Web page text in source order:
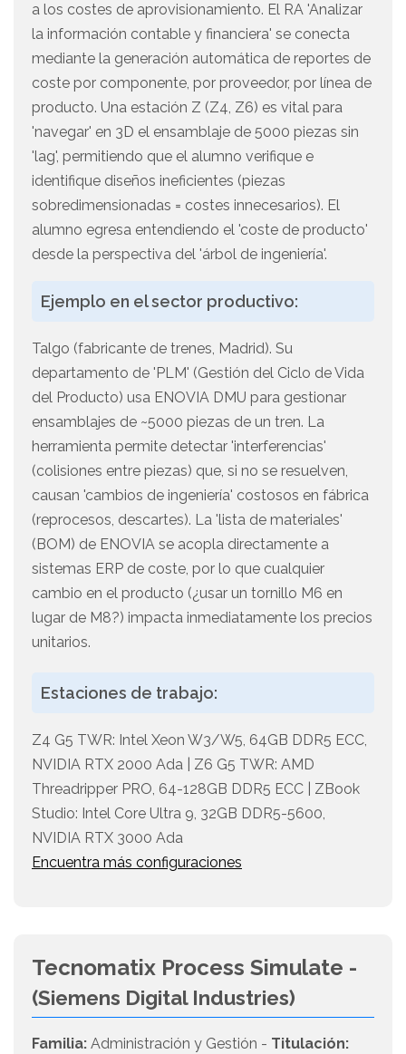
a los costes de aprovisionamiento. El RA 'Analizar
la información contable y financiera' se conecta
mediante la generación automática de reportes de
coste por componente, por proveedor, por línea de
producto. Una estación Z (Z4, Z6) es vital para
'navegar' en 3D el ensamblaje de 5000 piezas sin
'lag', permitiendo que el alumno verifique e
identifique diseños ineficientes (piezas
sobredimensionadas = costes innecesarios). El
alumno egresa entendiendo el 'coste de producto'
desde la perspectiva del 'árbol de ingeniería'.
Ejemplo en el sector productivo:
Talgo (fabricante de trenes, Madrid). Su
departamento de 'PLM' (Gestión del Ciclo de Vida
del Producto) usa ENOVIA DMU para gestionar
ensamblajes de ~5000 piezas de un tren. La
herramienta permite detectar 'interferencias'
(colisiones entre piezas) que, si no se resuelven,
causan 'cambios de ingeniería' costosos en fábrica
(reprocesos, descartes). La 'lista de materiales'
(BOM) de ENOVIA se acopla directamente a
sistemas ERP de coste, por lo que cualquier
cambio en el producto (¿usar un tornillo M6 en
lugar de M8?) impacta inmediatamente los precios
unitarios.
Estaciones de trabajo:
Z4 G5 TWR: Intel Xeon W3/W5, 64GB DDR5 ECC,
NVIDIA RTX 2000 Ada | Z6 G5 TWR: AMD
Threadripper PRO, 64-128GB DDR5 ECC | ZBook
Studio: Intel Core Ultra 9, 32GB DDR5-5600,
NVIDIA RTX 3000 Ada
Encuentra más configuraciones
Tecnomatix Process Simulate -
(Siemens Digital Industries)
Familia: Administración y Gestión - Titulación: